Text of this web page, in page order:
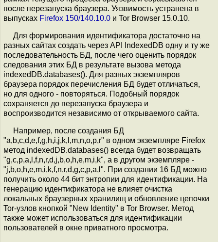
после перезапуска браузера. Уязвимость устранена в
выпусках Firefox 150/140.10.0 и Tor Browser 15.0.10.
Для формирования идентификатора достаточно на
разных сайтах создать через API IndexedDВ одну и ту же
последовательность БД, после чего оценить порядок
следования этих БД в результате вызова метода
indexedDB.databases(). Для разных экземпляров
браузера порядок перечисления БД будет отличаться,
но для одного - повторяться. Подобный порядок
сохраняется до перезапуска браузера и
воспроизводится независимо от открываемого сайта.
Например, после создания БД
"a,b,c,d,e,f,g,h,i,j,k,l,m,n,o,p,r" в одном экземпляре Firefox
метод indexedDB.databases() всегда будет возвращать
"g,c,p,a,l,f,n,r,d,j,b,o,h,e,m,i,k", а в другом экземпляре -
"j,b,o,h,e,m,i,k,f,n,r,d,g,c,p,a,l". При создании 16 БД можно
получить около 44 бит энтропии для идентификации. На
генерацию идентификатора не влияет очистка
локальных браузерных хранилищ и обновление цепочки
Tor-узлов кнопкой "New Identity" в Tor Browser. Метод
также может использоваться для идентификации
пользователей в окне приватного просмотра.